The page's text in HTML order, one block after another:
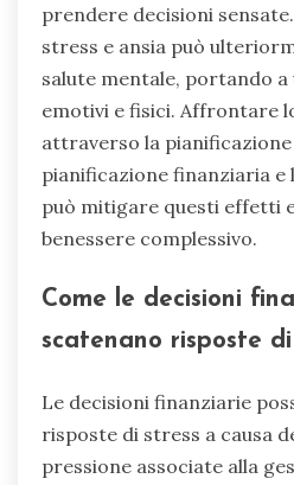
prendere decisioni
stress e ansia può
salute mentale, portando
emotivi e fisici. Affrontare
attraverso la pianificazione
pianificazione finanziaria
può mitigare questi effetti
benessere complessivo.
Come le decisioni
scatenano risposte di
Le decisioni finanziarie
risposte di stress a causa
pressione associate alla